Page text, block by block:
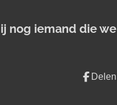
nog iemand die
Delen